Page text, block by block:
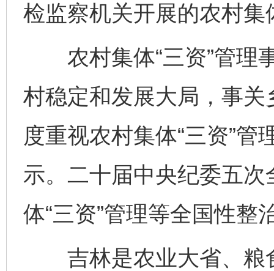
检监察机关开展的农村集
农村集体“三资”管理
村稳定和发展大局，事
度重视农村集体“三资”
示。二十届中央纪委五
体“三资”管理等全国性整
吉林是农业大省、粮